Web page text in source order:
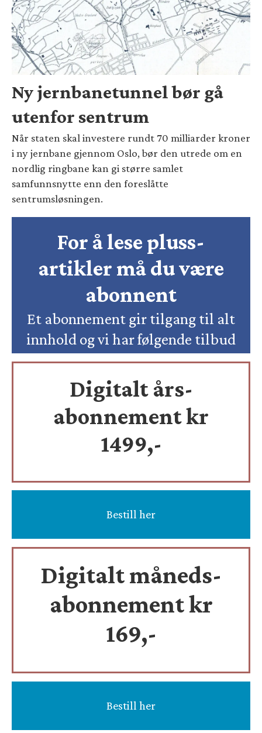
Ny jernbanetunnel bør gå
utenfor sentrum
Når staten skal investere rundt 70 milliarder kroner
i ny jernbane gjennom Oslo, bør den utrede om en
nordlig ringbane kan gi større samlet
samfunnsnytte enn den foreslåtte
sentrumsløsningen.
For å lese pluss-
artikler må du være
abonnent
Et abonnement gir tilgang til alt
innhold og vi har følgende tilbud
Digitalt års-
abonnement kr
1499,-
Bestill her
Digitalt måneds-
abonnement kr
169,-
Bestill her